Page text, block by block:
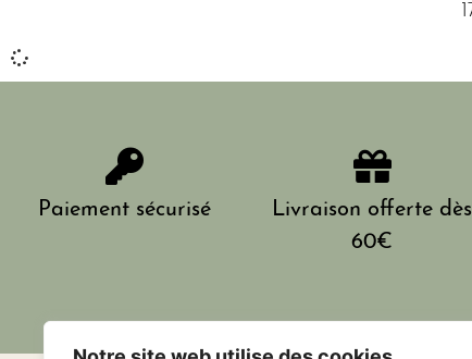
Paiement sécurisé
Livraison offerte dès
60€